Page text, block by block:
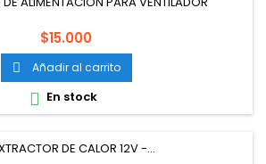
Precio
$15.000
 Añadir al carrito
 En stock